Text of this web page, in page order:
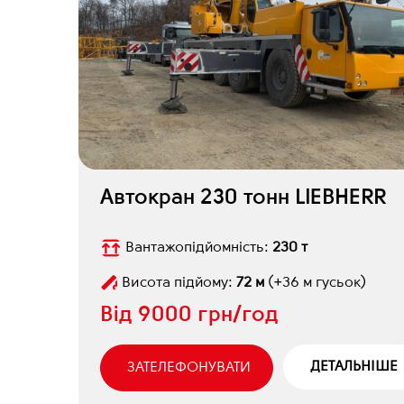
Автокран 230 тонн LIEBHERR
Вантажопідйомність: 230 т
Висота підйому: 72 м (+36 м гусьок)
Від 9000 грн/год
ЗАТЕЛЕФОНУВАТИ ДЕТАЛЬНІШЕ